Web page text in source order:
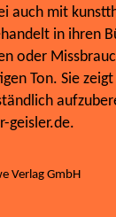
auch mit
in ihren
oder
Ton. Sie
geisler.de.
Verlag GmbH